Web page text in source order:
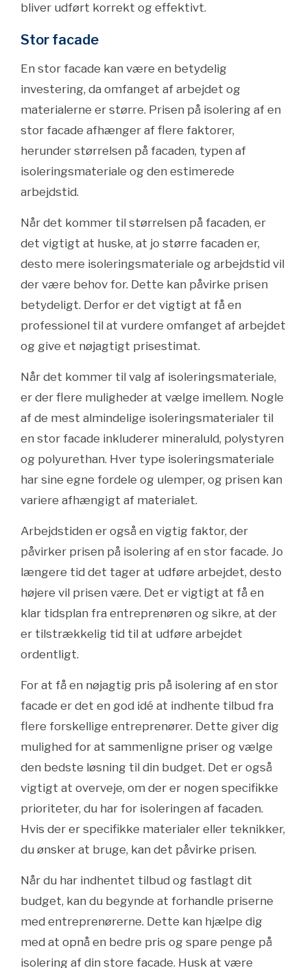
bliver udført korrekt og effektivt.
Stor facade
En stor facade kan være en betydelig
investering, da omfanget af arbejdet og
materialerne er større. Prisen på isolering af en
stor facade afhænger af flere faktorer,
herunder størrelsen på facaden, typen af
isoleringsmateriale og den estimerede
arbejdstid.
Når det kommer til størrelsen på facaden, er
det vigtigt at huske, at jo større facaden er,
desto mere isoleringsmateriale og arbejdstid vil
der være behov for. Dette kan påvirke prisen
betydeligt. Derfor er det vigtigt at få en
professionel til at vurdere omfanget af arbejdet
og give et nøjagtigt prisestimat.
Når det kommer til valg af isoleringsmateriale,
er der flere muligheder at vælge imellem. Nogle
af de mest almindelige isoleringsmaterialer til
en stor facade inkluderer mineraluld, polystyren
og polyurethan. Hver type isoleringsmateriale
har sine egne fordele og ulemper, og prisen kan
variere afhængigt af materialet.
Arbejdstiden er også en vigtig faktor, der
påvirker prisen på isolering af en stor facade. Jo
længere tid det tager at udføre arbejdet, desto
højere vil prisen være. Det er vigtigt at få en
klar tidsplan fra entreprenøren og sikre, at der
er tilstrækkelig tid til at udføre arbejdet
ordentligt.
For at få en nøjagtig pris på isolering af en stor
facade er det en god idé at indhente tilbud fra
flere forskellige entreprenører. Dette giver dig
mulighed for at sammenligne priser og vælge
den bedste løsning til din budget. Det er også
vigtigt at overveje, om der er nogen specifikke
prioriteter, du har for isoleringen af facaden.
Hvis der er specifikke materialer eller teknikker,
du ønsker at bruge, kan det påvirke prisen.
Når du har indhentet tilbud og fastlagt dit
budget, kan du begynde at forhandle priserne
med entreprenørerne. Dette kan hjælpe dig
med at opnå en bedre pris og spare penge på
isolering af din store facade. Husk at være